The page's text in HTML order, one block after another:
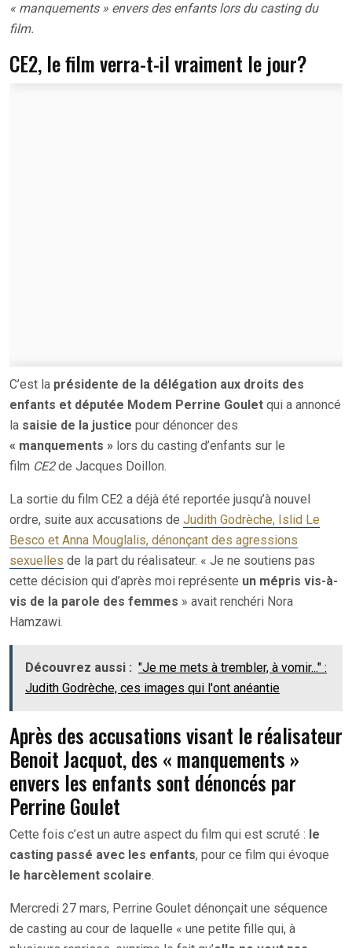
« manquements » envers des enfants lors du casting du
film.
CE2, le film verra-t-il vraiment le jour?
C’est la présidente de la délégation aux droits des
enfants et députée Modem Perrine Goulet qui a annoncé
la saisie de la justice pour dénoncer des
« manquements » lors du casting d’enfants sur le
film CE2de Jacques Doillon.
La sortie du film CE2 a déjà été reportée jusqu’à nouvel
ordre, suite aux accusations de Judith Godrèche, Islid Le
Besco et Anna Mouglalis, dénonçant des agressions
sexuelles de la part du réalisateur. « Je ne soutiens pas
cette décision qui d’après moi représente un mépris vis-à-
vis de la parole des femmes » avait renchéri Nora
Hamzawi.
Découvrez aussi : "Je me mets à trembler, à vomir..." :
Judith Godrèche, ces images qui l'ont anéantie
Après des accusations visant le réalisateur
Benoit Jacquot, des « manquements »
envers les enfants sont dénoncés par
Perrine Goulet
Cette fois c’est un autre aspect du film qui est scruté : le
casting passé avec les enfants, pour ce film qui évoque
le harcèlement scolaire.
Mercredi 27 mars, Perrine Goulet dénonçait une séquence
de casting au cour de laquelle « une petite fille qui, à